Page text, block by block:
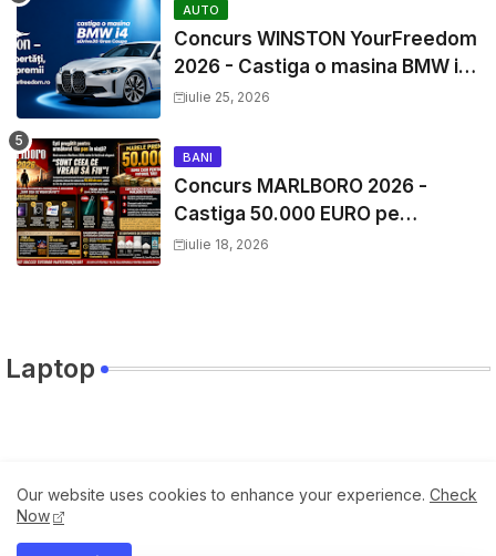
AUTO
Concurs WINSTON YourFreedom
2026 - Castiga o masina BMW i4
si mii de premii cash
iulie 25, 2026
BANI
Concurs MARLBORO 2026 -
Castiga 50.000 EURO pe
YourDecision.ro
iulie 18, 2026
Laptop
Travel
Our website uses cookies to enhance your experience. Check
Now